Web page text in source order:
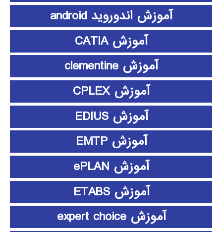
آموزش اندوروید android
آموزش CATIA
آموزش clementine
آموزش CPLEX
آموزش EDIUS
آموزش EMTP
آموزش ePLAN
آموزش ETABS
آموزش expert choice